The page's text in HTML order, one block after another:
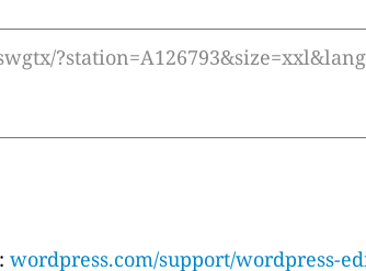
wordpress.com/support/wordpress-